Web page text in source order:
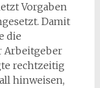
Vorgaben
Damit
die
Arbeitgeber
rechtzeitig
hinweisen,